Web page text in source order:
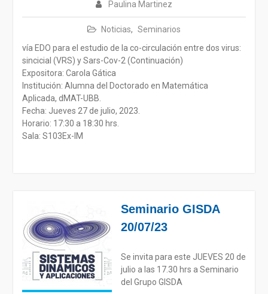
Paulina Martinez
Noticias, Seminarios
vía EDO para el estudio de la co-circulación entre dos virus:
sincicial (VRS) y Sars-Cov-2 (Continuación)
Expositora: Carola Gática
Institución: Alumna del Doctorado en Matemática
Aplicada, dMAT-UBB.
Fecha: Jueves 27 de julio, 2023.
Horario: 17:30 a 18:30 hrs.
Sala: S103Ex-IM
Seminario GISDA
20/07/23
Se invita para este JUEVES 20 de
julio a las 17.30 hrs a Seminario
del Grupo GISDA